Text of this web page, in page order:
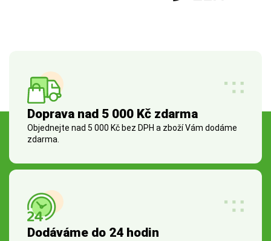
Doprava nad 5 000 Kč zdarma
Objednejte nad 5 000 Kč bez DPH a zboží Vám dodáme
zdarma.
Dodáváme do 24 hodin